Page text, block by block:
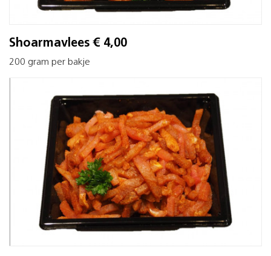
Shoarmavlees € 4,00
200 gram per bakje